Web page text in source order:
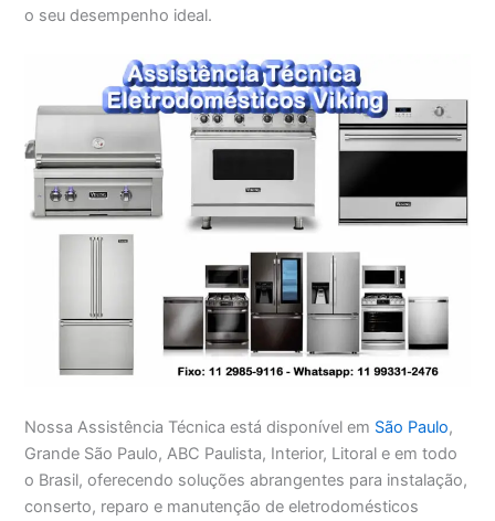
o seu desempenho ideal.
Nossa Assistência Técnica está disponível em São Paulo,
Grande São Paulo, ABC Paulista, Interior, Litoral e em todo
o Brasil, oferecendo soluções abrangentes para instalação,
conserto, reparo e manutenção de eletrodomésticos